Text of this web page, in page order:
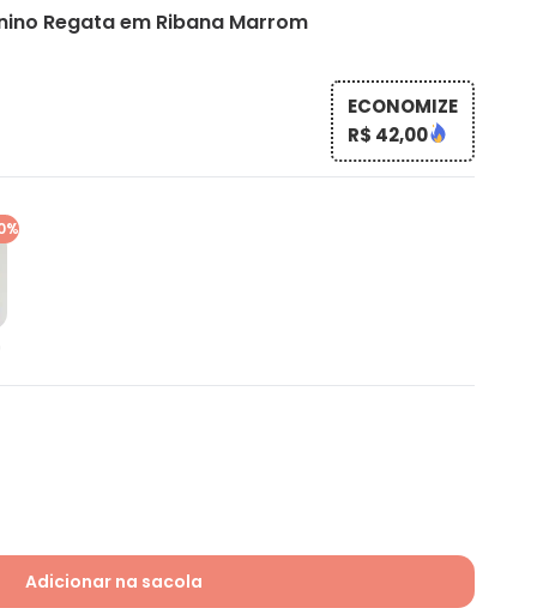
Regata em Ribana Marrom
ECONOMIZE
R$ 42,00
Adicionar na sacola